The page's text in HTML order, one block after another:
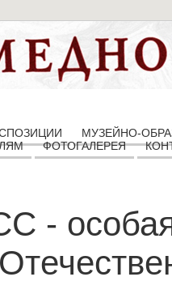
МУЗЕЙНО-
ФОТОГАЛЕРЕЯ
-